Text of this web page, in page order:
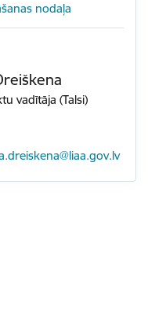
nodaļa
vadītāja (Talsi)